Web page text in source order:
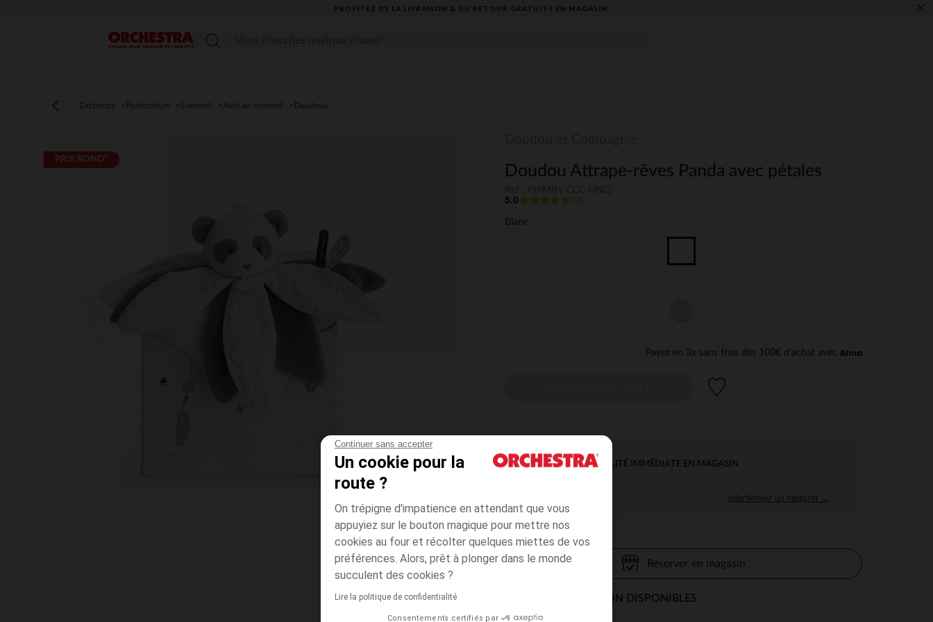
Continuer sans accepter
Un cookie pour la
route ?
On trépigne d'impatience en attendant que vous
appuyiez sur le bouton magique pour mettre nos
cookies au four et récolter quelques miettes de vos
préférences. Alors, prêt à plonger dans le monde
succulent des cookies ?
Lire la politique de confidentialité
Consentements certifiés par
PROFITEZ DE LA LIVRAISON & DU RETOUR GRATUITS EN MAGASIN​ ×
Menu
Orchestra Puériculture Sommeil Aide au sommeil Doudous
PRIX ROND*
Doudou Attrape-rêves Panda avec pétales
5.0
Blanc
Payez en 3x sans frais dès 100€ d'achat avec
DISPONIBILITÉ IMMÉDIATE EN MAGASIN
sélectionner un magasin →
Réserver en magasin
MODES DE LIVRAISON DISPONIBLES